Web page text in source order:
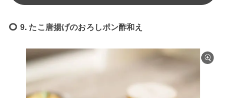
9. たこ唐揚げのおろしポン酢和え